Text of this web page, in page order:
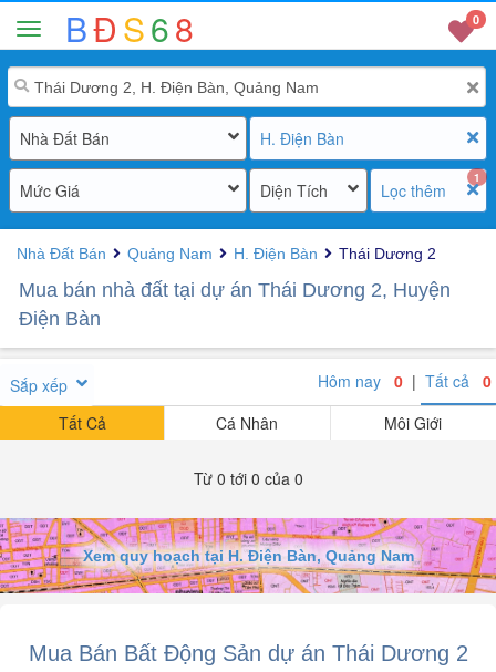
BĐS68 0
Nhà Đất Bán H. Điện Bàn
Mức Giá Diện Tích
1
Lọc thêm
Nhà Đất Bán Quảng Nam H. Điện Bàn Thái Dương 2
Mua bán nhà đất tại dự án Thái Dương 2, Huyện
Điện Bàn
Sắp xếp Hôm nay 0 | Tất cả 0
Tất Cả
Cá Nhân Môi Giới
Từ 0 tới 0 của 0
Xem quy hoạch tại H. Điện Bàn, Quảng Nam
Mua Bán Bất Động Sản dự án Thái Dương 2